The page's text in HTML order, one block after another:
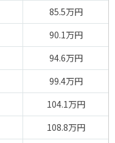
85.5万円
90.1万円
94.6万円
99.4万円
104.1万円
108.8万円